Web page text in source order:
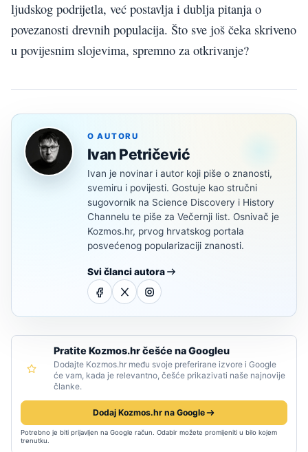
ljudskog podrijetla, već postavlja i dublja pitanja o
povezanosti drevnih populacija. Što sve još čeka skriveno
u povijesnim slojevima, spremno za otkrivanje?
O AUTORU
Ivan Petričević
Ivan je novinar i autor koji piše o znanosti,
svemiru i povijesti. Gostuje kao stručni
sugovornik na Science Discovery i History
Channelu te piše za Večernji list. Osnivač je
Kozmos.hr, prvog hrvatskog portala
posvećenog popularizaciji znanosti.
Svi članci autora
Pratite Kozmos.hr češće na Googleu
Dodajte Kozmos.hr među svoje preferirane izvore i Google
će vam, kada je relevantno, češće prikazivati naše najnovije
članke.
Dodaj Kozmos.hr na Google
Potrebno je biti prijavljen na Google račun. Odabir možete promijeniti u bilo kojem
trenutku.